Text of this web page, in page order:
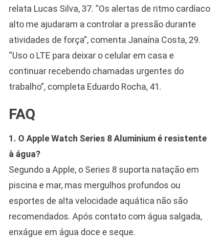
relata Lucas Silva, 37. “Os alertas de ritmo cardíaco
alto me ajudaram a controlar a pressão durante
atividades de força”, comenta Janaína Costa, 29.
“Uso o LTE para deixar o celular em casa e
continuar recebendo chamadas urgentes do
trabalho”, completa Eduardo Rocha, 41.
FAQ
1. O Apple Watch Series 8 Aluminium é resistente
à água?
Segundo a Apple, o Series 8 suporta natação em
piscina e mar, mas mergulhos profundos ou
esportes de alta velocidade aquática não são
recomendados. Após contato com água salgada,
enxágue em água doce e seque.